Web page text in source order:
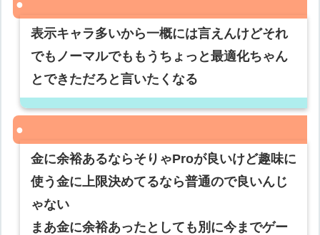
表示キャラ多いから一概には言えんけどそれ
でもノーマルでももうちょっと最適化ちゃん
とできただろと言いたくなる
金に余裕あるならそりゃProが良いけど趣味に
使う金に上限決めてるなら普通ので良いんじ
ゃない
まあ金に余裕あったとしても別に今までゲー